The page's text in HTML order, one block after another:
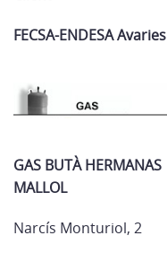
FECSA-ENDESA Avaries
GAS BUTÀ HERMANAS
MALLOL
Narcís Monturiol, 2